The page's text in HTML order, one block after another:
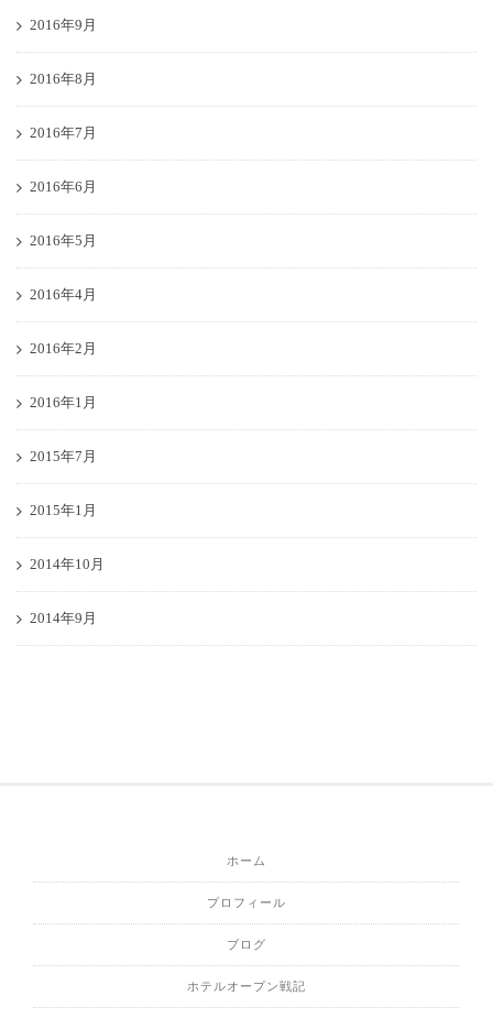
2016年9月
2016年8月
2016年7月
2016年6月
2016年5月
2016年4月
2016年2月
2016年1月
2015年7月
2015年1月
2014年10月
2014年9月
ホーム
プロフィール
ブログ
ホテルオープン戦記